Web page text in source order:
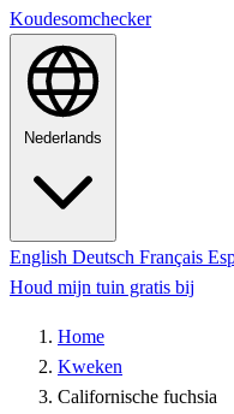
Koudesomchecker
Nederlands
English Deutsch Français
Houd mijn tuin gratis bij
Home
Kweken
Californische fuchsia